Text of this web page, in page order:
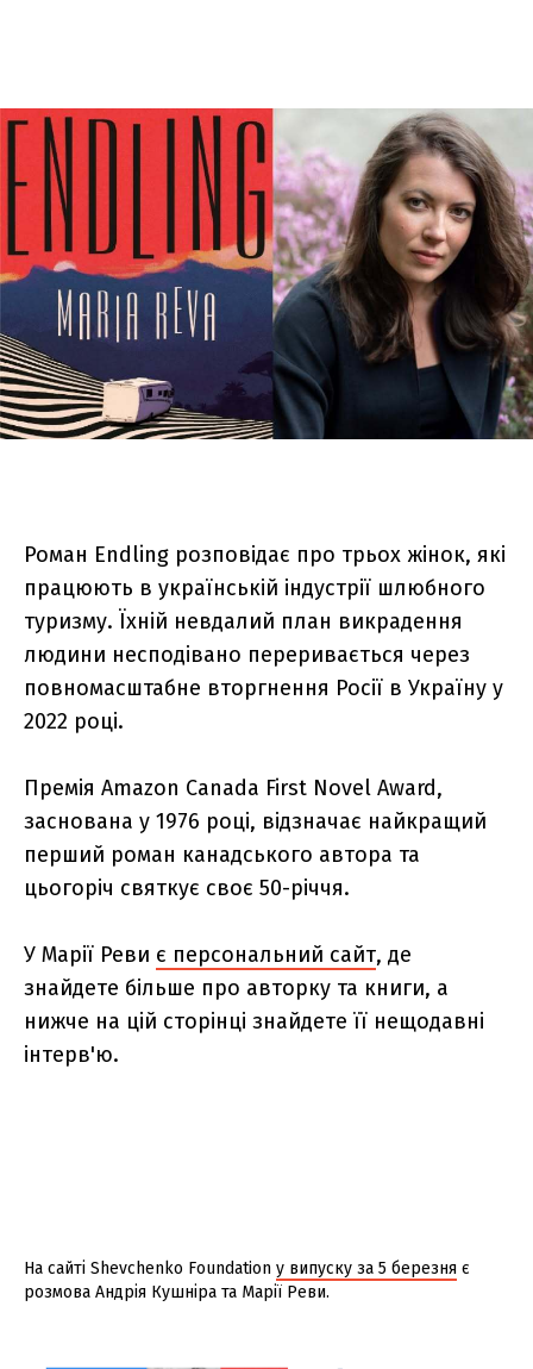
Роман Endling розповідає про трьох жінок, які
працюють в українській індустрії шлюбного
туризму. Їхній невдалий план викрадення
людини несподівано переривається через
повномасштабне вторгнення Росії в Україну у
2022 році.
Премія Amazon Canada First Novel Award,
заснована у 1976 році, відзначає найкращий
перший роман канадського автора та
цьогоріч святкує своє 50-річчя.
У Марії Реви є персональний сайт, де
знайдете більше про авторку та книги, а
нижче на цій сторінці знайдете її нещодавні
інтерв'ю.
На сайті Shevchenko Foundation у випуску за 5 березня є
розмова Андрія Кушніра та Марії Реви.